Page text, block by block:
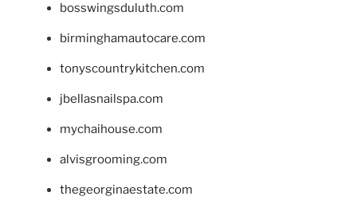
bosswingsduluth.com
birminghamautocare.com
tonyscountrykitchen.com
jbellasnailspa.com
mychaihouse.com
alvisgrooming.com
thegeorginaestate.com